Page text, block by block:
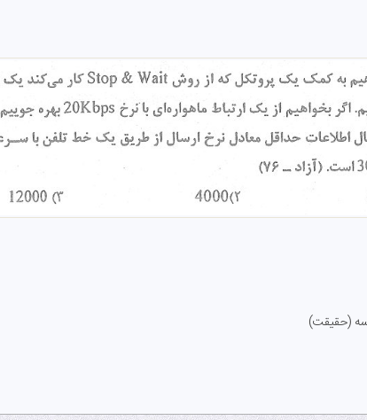
(حقیقت)